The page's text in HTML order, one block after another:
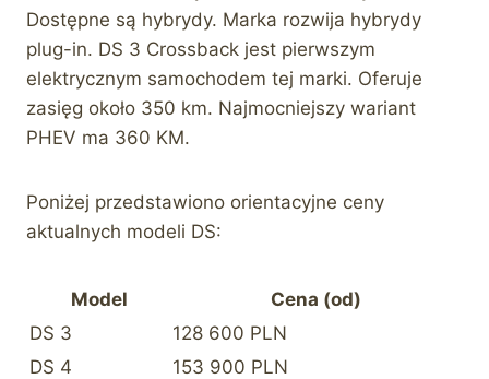
Dostępne są hybrydy. Marka rozwija hybrydy
plug-in. DS 3 Crossback jest pierwszym
elektrycznym samochodem tej marki. Oferuje
zasięg około 350 km. Najmocniejszy wariant
PHEV ma 360 KM.
Poniżej przedstawiono orientacyjne ceny
aktualnych modeli DS:
Model
Cena (od)
DS 3
128 600 PLN
DS 4
153 900 PLN